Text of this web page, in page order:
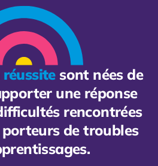
sont nées de
une réponse
rencontrées
porteurs de troubles